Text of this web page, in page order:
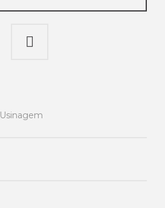
Usinagem